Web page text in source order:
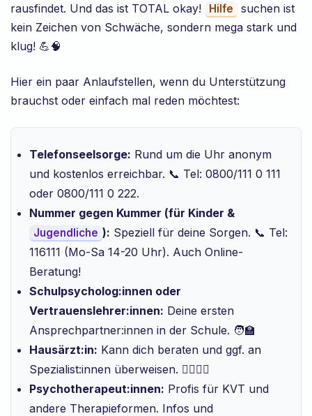
rausfindet. Und das ist TOTAL okay!
Hilfe
suchen ist
kein Zeichen von Schwäche, sondern mega stark und
klug! 💪🧠
Hier ein paar Anlaufstellen, wenn du Unterstützung
brauchst oder einfach mal reden möchtest:
Telefonseelsorge: Rund um die Uhr anonym
und kostenlos erreichbar. 📞 Tel: 0800/111 0 111
oder 0800/111 0 222.
Nummer gegen Kummer (für Kinder &
Jugendliche ): Speziell für deine Sorgen. 📞 Tel:
116111 (Mo-Sa 14-20 Uhr). Auch Online-
Beratung!
Schulpsycholog:innen oder
Vertrauenslehrer:innen: Deine ersten
Ansprechpartner:innen in der Schule. 🧑‍🏫
Hausärzt:in: Kann dich beraten und ggf. an
Spezialist:innen überweisen. 👨‍⚕️👩‍⚕️
Psychotherapeut:innen: Profis für KVT und
andere Therapieformen. Infos und